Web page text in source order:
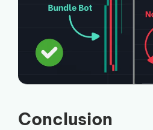
Conclusion